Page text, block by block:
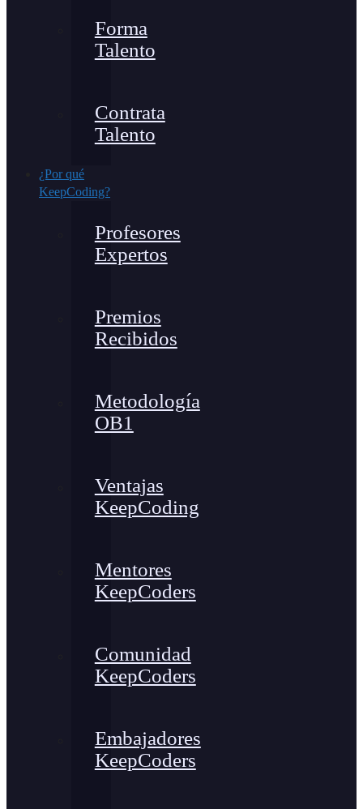
Forma
Talento
Contrata
Talento
¿Por qué
KeepCoding?
Profesores
Expertos
Premios
Recibidos
Metodología
OB1
Ventajas
KeepCoding
Mentores
KeepCoders
Comunidad
KeepCoders
Embajadores
KeepCoders